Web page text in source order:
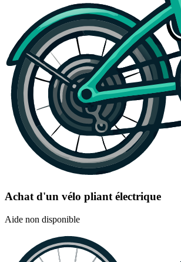
Achat d'un vélo pliant électrique
Aide non disponible